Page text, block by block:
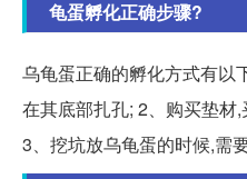
龟蛋孵化正确步骤?
乌龟蛋正确的孵化方式有以
在其底部扎孔; 2、购买垫材
3、挖坑放乌龟蛋的时候,需